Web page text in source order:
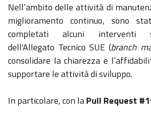
Nell’ambito delle attività di
miglioramento continuo, sono
completati alcuni interventi
dell'Allegato Tecnico SUE (branch
consolidare la chiarezza e
supportare le attività di sviluppo.
In particolare, con laPull Request